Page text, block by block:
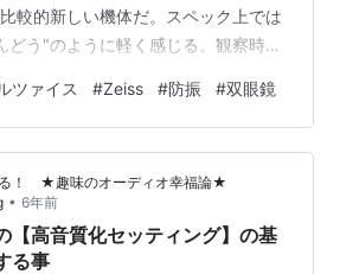
較的新しい機体だ。スペック上では
どう"のように軽く感じる。観察時の
野やや黄色く日中は好んで使わなか
の機体は改良されているのを実感
た。初期の個体を含め、複数台触ら
の機体は長年オーバーホールをし
もピントリング、防振ボタンに違和
接…
ツァイス #Zeiss #防振 #双眼鏡
る！ ★趣味のオーディオ幸福論★
• 6年前
【高音質化セッティング】の基
る事